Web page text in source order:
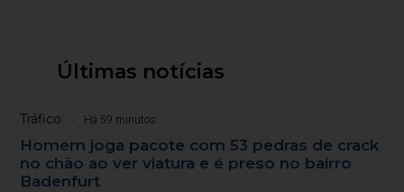
Últimas notícias
Tráfico Há 59 minutos
Homem joga pacote com 53 pedras de crack
no chão ao ver viatura e é preso no bairro
Badenfurt